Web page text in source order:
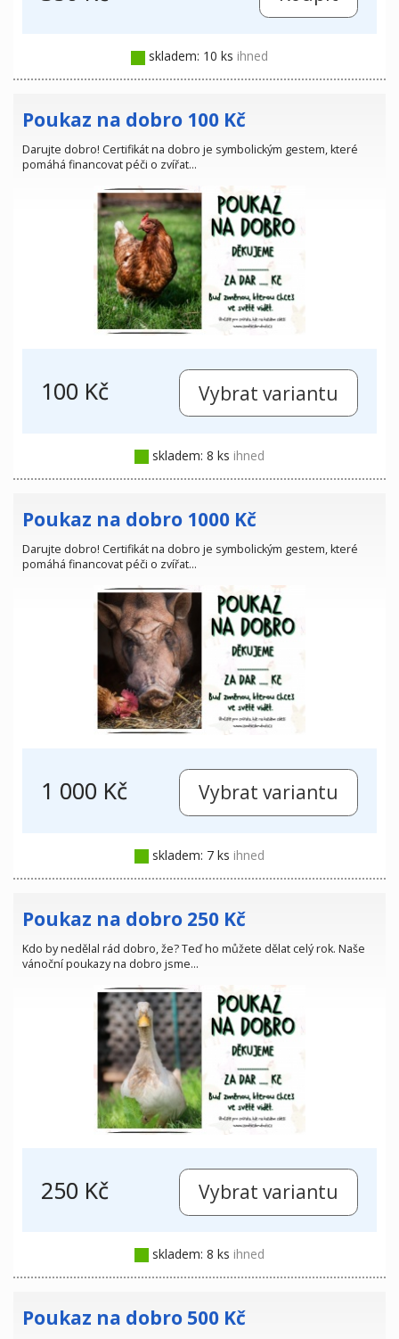
skladem: 10 ks ihned
Poukaz na dobro 100 Kč
Darujte dobro! Certifikát na dobro je symbolickým gestem, které
pomáhá financovat péči o zvířat…
100 Kč
skladem: 8 ks ihned
Poukaz na dobro 1000 Kč
Darujte dobro! Certifikát na dobro je symbolickým gestem, které
pomáhá financovat péči o zvířat…
1 000 Kč
skladem: 7 ks ihned
Poukaz na dobro 250 Kč
Kdo by nedělal rád dobro, že? Teď ho můžete dělat celý rok. Naše
vánoční poukazy na dobro jsme…
250 Kč
skladem: 8 ks ihned
Poukaz na dobro 500 Kč